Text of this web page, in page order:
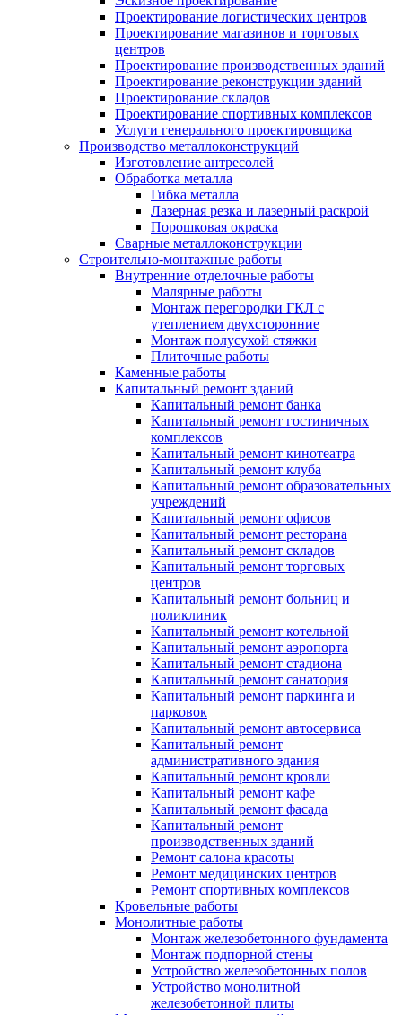
Проектирование логистических центров
Проектирование магазинов и торговых
центров
Проектирование производственных зданий
Проектирование реконструкции зданий
Проектирование складов
Проектирование спортивных комплексов
Услуги генерального проектировщика
Производство металлоконструкций
Изготовление антресолей
Обработка металла
Гибка металла
Лазерная резка и лазерный раскрой
Порошковая окраска
Сварные металлоконструкции
Строительно-монтажные работы
Внутренние отделочные работы
Малярные работы
Монтаж перегородки ГКЛ с
утеплением двухсторонние
Монтаж полусухой стяжки
Плиточные работы
Каменные работы
Капитальный ремонт зданий
Капитальный ремонт банка
Капитальный ремонт гостиничных
комплексов
Капитальный ремонт кинотеатра
Капитальный ремонт клуба
Капитальный ремонт образовательных
учреждений
Капитальный ремонт офисов
Капитальный ремонт ресторана
Капитальный ремонт складов
Капитальный ремонт торговых
центров
Капитальный ремонт больниц и
поликлиник
Капитальный ремонт котельной
Капитальный ремонт аэропорта
Капитальный ремонт стадиона
Капитальный ремонт санатория
Капитальный ремонт паркинга и
парковок
Капитальный ремонт автосервиса
Капитальный ремонт
административного здания
Капитальный ремонт кровли
Капитальный ремонт кафе
Капитальный ремонт фасада
Капитальный ремонт
производственных зданий
Ремонт салона красоты
Ремонт медицинских центров
Ремонт спортивных комплексов
Кровельные работы
Монолитные работы
Монтаж железобетонного фундамента
Монтаж подпорной стены
Устройство железобетонных полов
Устройство монолитной
железобетонной плиты